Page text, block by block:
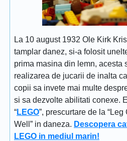
La 10 august 1932 Ole Kirk
tamplar danez, si-a folosit
prima masina din lemn, acesta
realizarea de jucarii de inalta
copii sa invete mai multe
si sa dezvolte abilitati conexe.
“LEGO”, prescurtare de la
Well” in daneza. Descopera
LEGO in mediul marin!